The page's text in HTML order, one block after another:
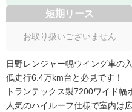
短期リース
お取り扱いございません
日野レンジャー幌ウイング車の
低走行6.4万km台と必見です！
トランテックス製7200ワイド幅
人気のハイルーフ仕様で室内は